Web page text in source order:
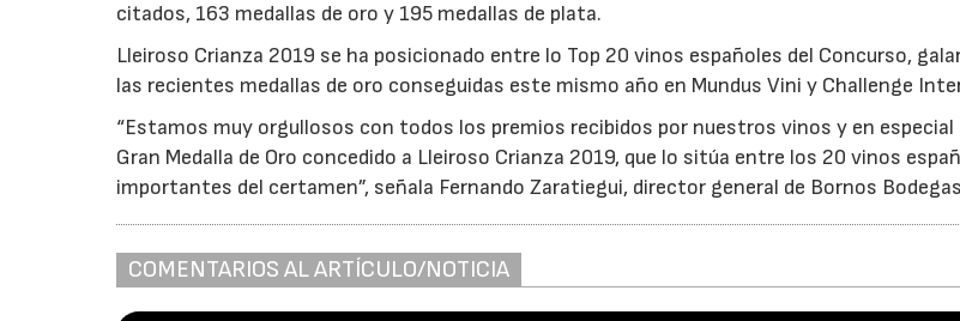
citados, 163 medallas de oro y 195 medallas de plata.
Lleiroso Crianza 2019 se ha posicionado entre lo Top 20 vinos españoles del Concurso,
las recientes medallas de oro conseguidas este mismo año en Mundus Vini y Challenge
“Estamos muy orgullosos con todos los premios recibidos por nuestros vinos y en especial
Gran Medalla de Oro concedido a Lleiroso Crianza 2019, que lo sitúa entre los 20 vinos
importantes del certamen”, señala Fernando Zaratiegui, director general de Bornos
COMENTARIOS AL ARTÍCULO/NOTICIA